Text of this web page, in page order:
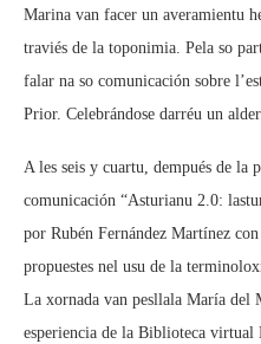
Marina van facer un averamientu
traviés de la toponimia. Pela so
falar na so comunicación sobre
Prior. Celebrándose darréu un
A les seis y cuartu, dempués de la
comunicación “Asturianu 2.0:
por Rubén Fernández Martínez
propuestes nel usu de la
La xornada van pesllala María
esperiencia de la Biblioteca virtual